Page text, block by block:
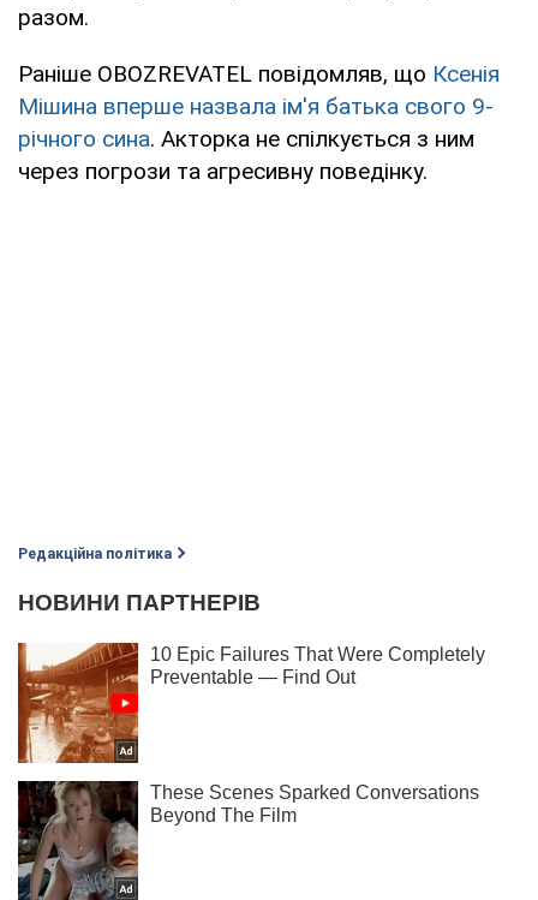
разом.
Раніше OBOZREVATEL повідомляв, що Ксенія
Мішина вперше назвала ім'я батька свого 9-
річного сина. Акторка не спілкується з ним
через погрози та агресивну поведінку.
Редакційна політика